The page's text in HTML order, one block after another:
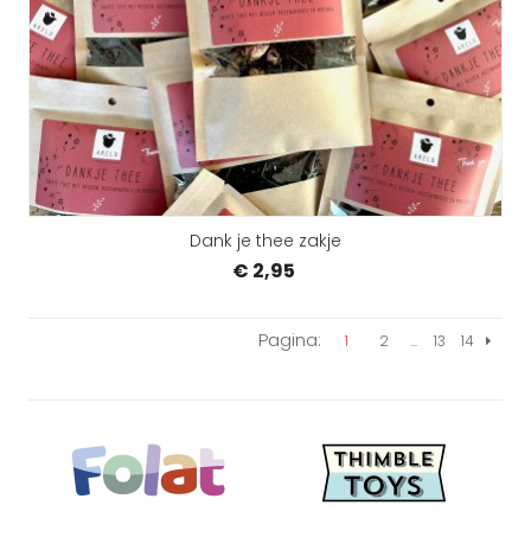
Dank je thee zakje
€ 2,95
Pagina: 1 2 ... 13
14